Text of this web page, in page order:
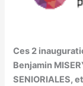
Ces 2
Benjamin
SENIORIALES,